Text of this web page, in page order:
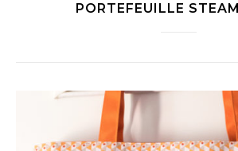
PORTEFEUILLE